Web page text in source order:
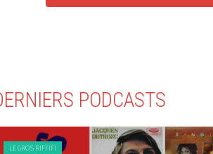
PODCASTS
LE GROS RIFFIFI